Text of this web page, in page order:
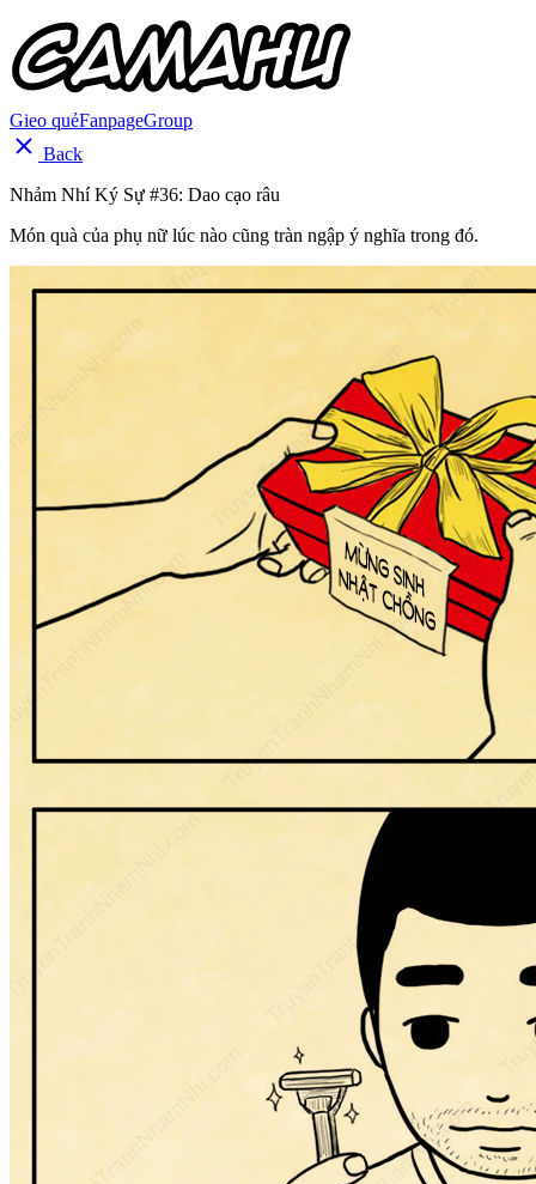
Gieo quẻFanpageGroup
Back
Nhảm Nhí Ký Sự #36: Dao cạo râu
Món quà của phụ nữ lúc nào cũng tràn ngập ý nghĩa trong đó.